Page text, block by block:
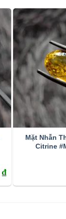
₫
Mặt Nhẫn
Citrine